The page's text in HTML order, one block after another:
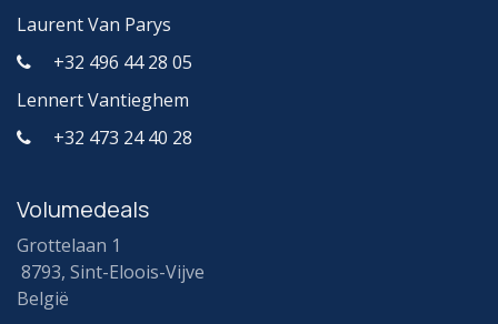
Laurent Van Parys
+32 496 44 28 05
Lennert Vantieghem
+32 473 24 40 28
Volumedeals
Grottelaan 1
8793, Sint-Eloois-Vijve
België